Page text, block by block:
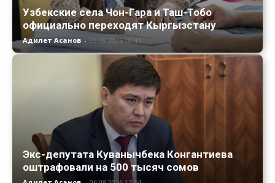
Узбекские села Чон-Гара и Таш-Тобо
официально переходят Кыргызстану
Адилет Асанов - 03.08.2026 18:47
Экс-депутата Куванычбека Конгантиева
оштрафовали на 500 тысяч сомов